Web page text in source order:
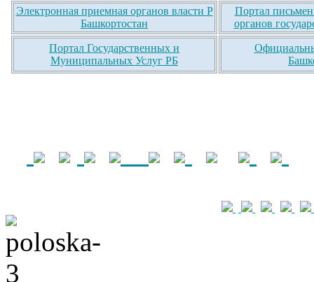
Электронная приемная органов власти Р
Башкортостан
Портал
органов
Портал Государственных и
Муниципальных Услуг РБ